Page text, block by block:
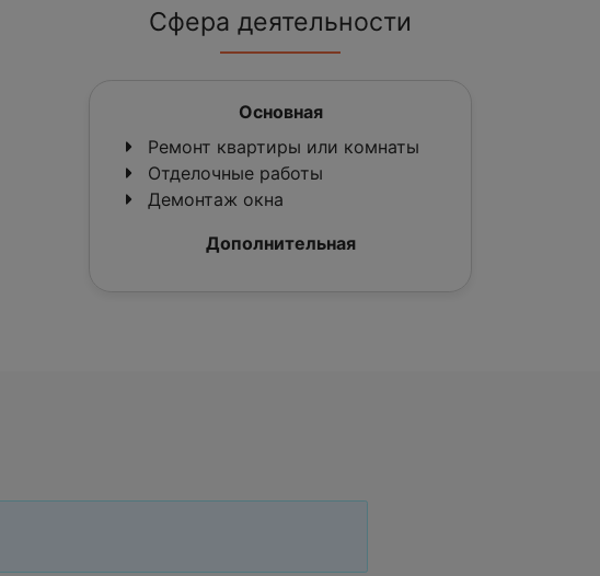
Сфера деятельности
Основная
Ремонт квартиры или комнаты
Отделочные работы
Демонтаж окна
Дополнительная